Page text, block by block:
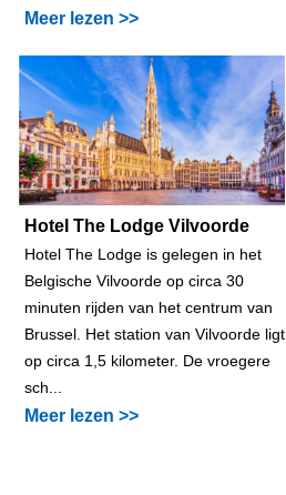
Meer lezen >>
Hotel The Lodge Vilvoorde
Hotel The Lodge is gelegen in het
Belgische Vilvoorde op circa 30
minuten rijden van het centrum van
Brussel. Het station van Vilvoorde ligt
op circa 1,5 kilometer. De vroegere
sch...
Meer lezen >>